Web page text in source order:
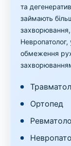
та
займають
захворювання,
обмеження
Ортопед